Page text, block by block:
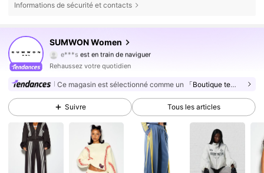
Informations de sécurité et contacts
SUMWON Women
4,81
867K Suiveurs
e***s est en train de naviguer
4,81
4,81 867K Suiveurs
4,81 867K Suiveurs
867K Suiveurs
867K Suiveurs
867K Suiveurs
Rehaussez votre quotidien
Ce magasin est sélectionné comme un 「Boutique tendance」
Suivre Tous les articles